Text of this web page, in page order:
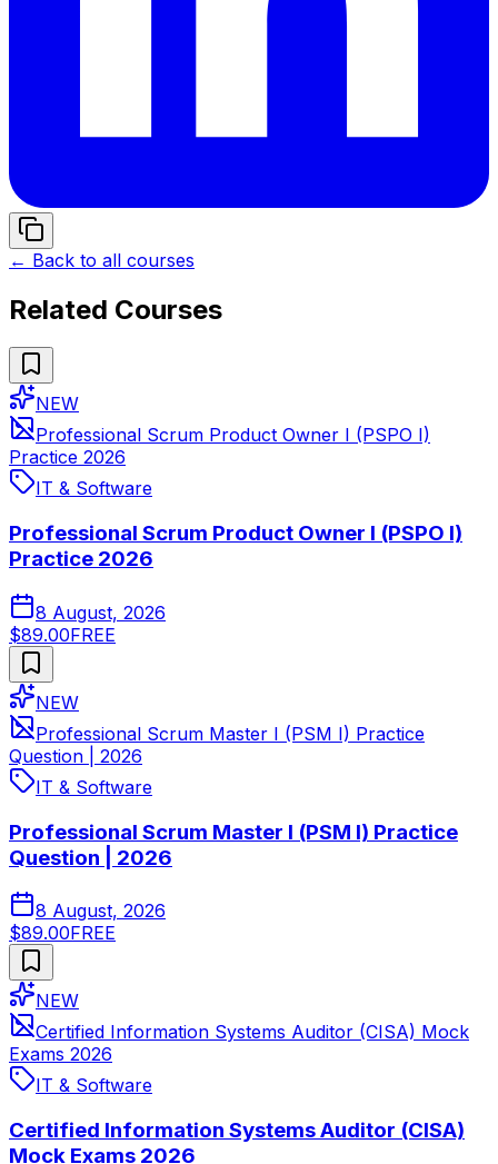
← Back to all courses
Related Courses
NEW
Professional Scrum Product Owner I (PSPO I)
Practice 2026
IT & Software
Professional Scrum Product Owner I (PSPO I)
Practice 2026
8 August, 2026
$89.00FREE
NEW
Professional Scrum Master I (PSM I) Practice
Question | 2026
IT & Software
Professional Scrum Master I (PSM I) Practice
Question | 2026
8 August, 2026
$89.00FREE
NEW
Certified Information Systems Auditor (CISA) Mock
Exams 2026
IT & Software
Certified Information Systems Auditor (CISA)
Mock Exams 2026